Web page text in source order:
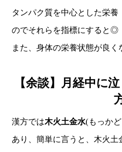
タンパク質を中心とした栄
のでそれらを指標にすると◎
また、身体の栄養状態が良く
【余談】月経中に
漢方では木火土金水(もっか
あり、簡単に言うと、木火